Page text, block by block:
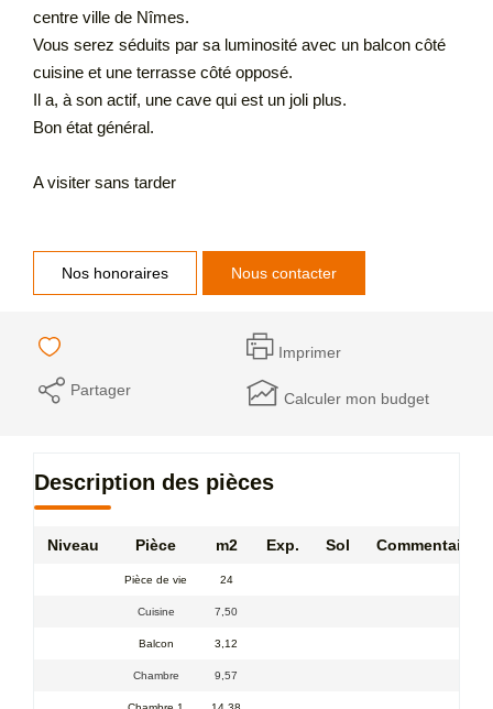
centre ville de Nîmes.
Vous serez séduits par sa luminosité avec un balcon côté
cuisine et une terrasse côté opposé.
Il a, à son actif, une cave qui est un joli plus.
Bon état général.
A visiter sans tarder
Nos honoraires Nous contacter
Imprimer
Partager Calculer mon budget
Description des pièces
Niveau Pièce m2 Exp. Sol Commentaires
Pièce de vie 24
Cuisine 7,50
Balcon 3,12
Chambre 9,57